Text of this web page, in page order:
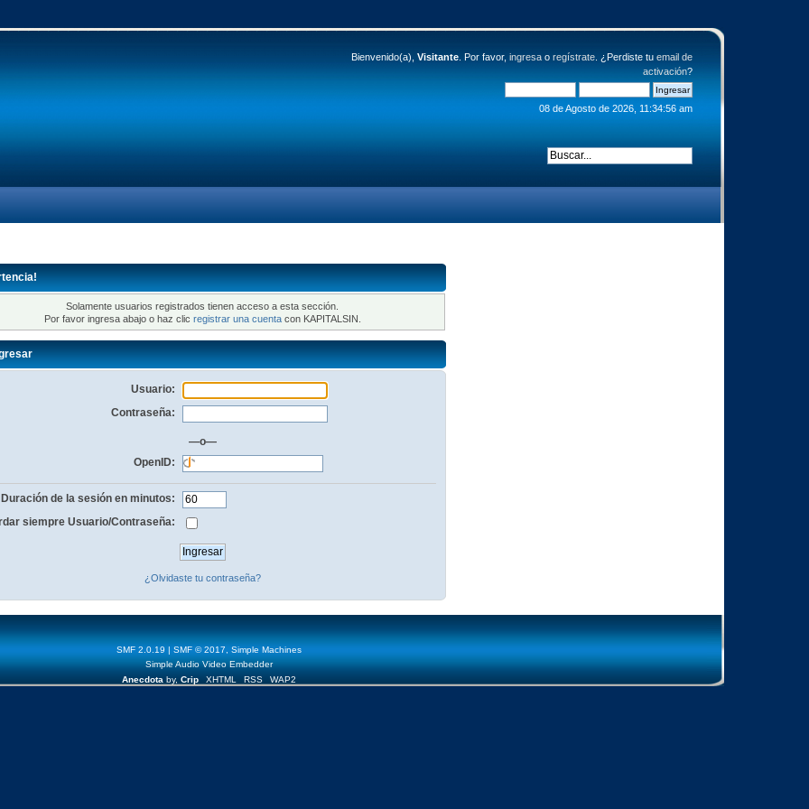
Bienvenido(a), Visitante. Por favor, ingresao regístrate. ¿Perdiste tu email de
activación?
08 de Agosto de 2026, 11:34:56 am
Solamente usuarios registrados tienen acceso a esta sección.
Por favor ingresa abajo o haz clic registrar una cuentacon KAPITALSIN.
Usuario:
Contraseña:
—o—
OpenID:
Duración de la sesión en minutos:
siempre Usuario/Contraseña:
¿Olvidaste tu contraseña?
SMF 2.0.19 | SMF © 2017
Simple Machines
Simple Audio Video Embedder
Anecdota by, Crip XHTML RSS WAP2